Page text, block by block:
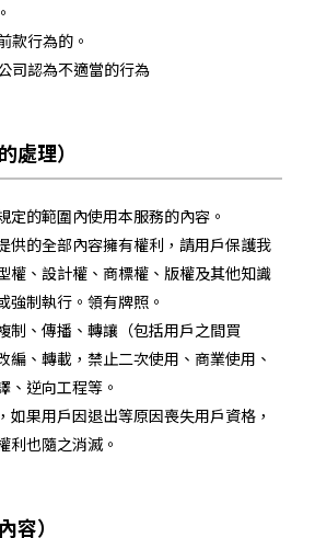
款行為的。
司認為不適當的行為
處理）
定的範圍內使用本服務的內容。
供的全部內容擁有權利，請用戶保護我
權、設計權、商標權、版權及其他知識
強制執行。領有牌照。
制、傳播、轉讓（包括用戶之間買
編、轉載，禁止二次使用、商業使用、
、逆向工程等。
如果用戶因退出等原因喪失用戶資格，
利也隨之消滅。
容）